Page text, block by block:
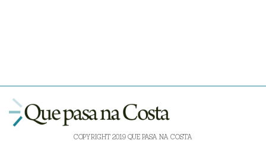
COPYRIGHT 2019 QUE PASA NA COSTA